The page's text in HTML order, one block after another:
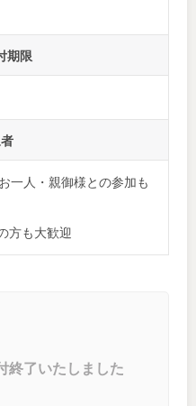
期限
一人・親御様との参加も
方も大歓迎
終了いたしました